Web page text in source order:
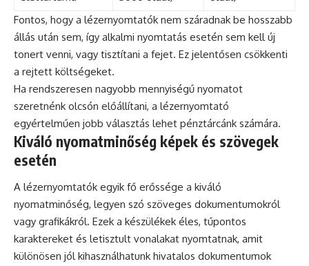
Fontos, hogy a lézernyomtatók nem száradnak be hosszabb
állás után sem, így alkalmi nyomtatás esetén sem kell új
tonert venni, vagy tisztítani a fejet. Ez jelentősen csökkenti
a rejtett költségeket.
Ha rendszeresen nagyobb mennyiségű nyomatot
szeretnénk olcsón előállítani, a lézernyomtató
egyértelműen jobb választás lehet pénztárcánk számára.
Kiváló nyomatminőség képek és szövegek
esetén
A lézernyomtatók egyik fő erőssége a kiváló
nyomatminőség, legyen szó szöveges dokumentumokról
vagy grafikákról. Ezek a készülékek éles, tűpontos
karaktereket és letisztult vonalakat nyomtatnak, amit
különösen jól kihasználhatunk hivatalos dokumentumok